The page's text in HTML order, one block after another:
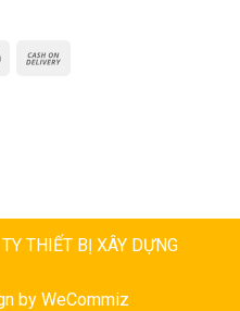
THIẾT BỊ XÂY DỰNG
byWeCommiz